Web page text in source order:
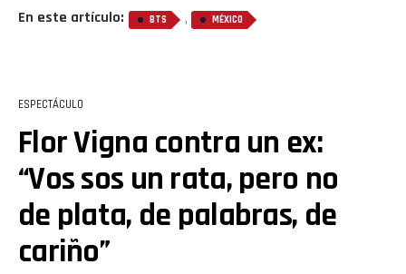
En este artículo: BTS , MÉXICO
ESPECTÁCULO
Flor Vigna contra un ex:
“Vos sos un rata, pero no
de plata, de palabras, de
cariño”